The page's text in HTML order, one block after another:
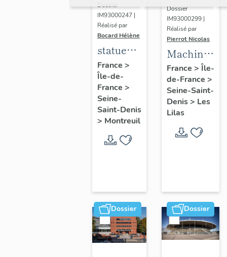
Dossier
IM93000247 |
Réalisé par
Bocard Hélène
statues
colossales
: le
discobole,
le
tennisman
France >
Île-de-
France >
Seine-
Saint-Denis
> Montreuil
Dossier
IM93000299 |
Réalisé par
Pierrot Nicolas
Machine
à
déchiqueter
et à
épurer
France > Île-
de-France >
Seine-Saint-
Denis> Les
Lilas
Dossier Dossier